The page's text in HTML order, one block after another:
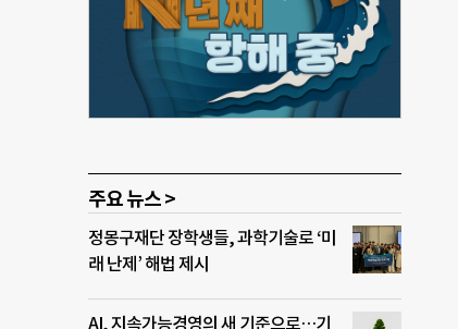
주요 뉴스 >
정몽구재단 장학생들, 과학기술로 ‘미
래 난제’ 해법 제시
AI, 지속가능경영의 새 기준으로…기